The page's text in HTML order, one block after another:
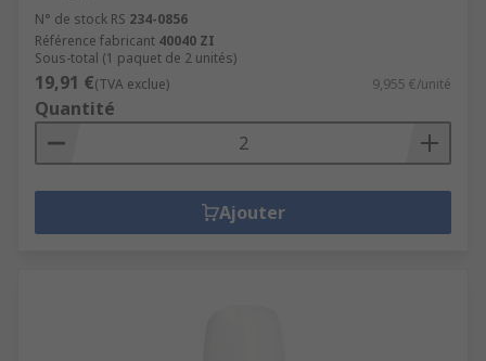
N° de stock RS 234-0856
Référence fabricant 40040 ZI
Sous-total (1 paquet de 2 unités)
19,91 €(TVA exclue) 9,955 €/unité
Quantité
Ajouter